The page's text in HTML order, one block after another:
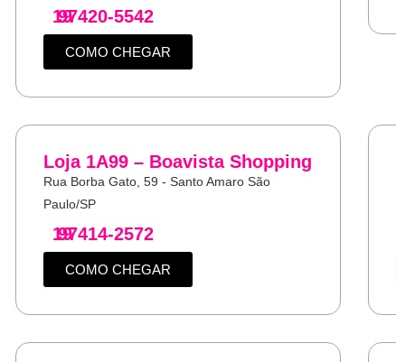
19
97420-5542
COMO CHEGAR
Loja 1A99 – Boavista Shopping
Rua Borba Gato, 59 - Santo Amaro São
Paulo/SP
19
97414-2572
COMO CHEGAR